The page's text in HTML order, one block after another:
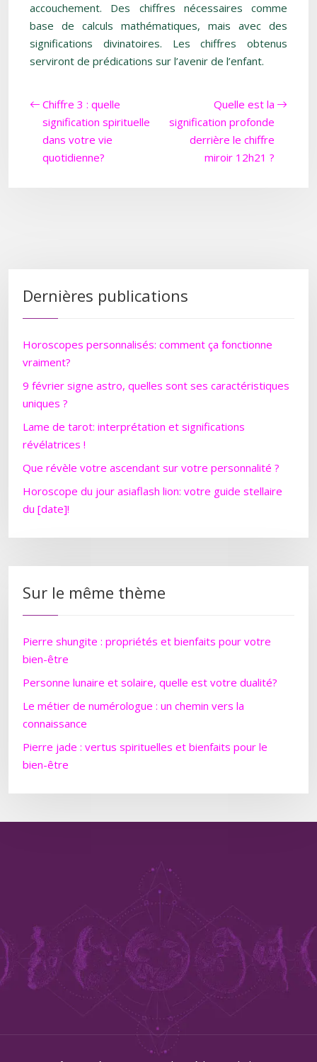
accouchement. Des chiffres nécessaires comme
base de calculs mathématiques, mais avec des
significations divinatoires. Les chiffres obtenus
serviront de prédications sur l’avenir de l’enfant.
Chiffre 3 : quelle
signification spirituelle
dans votre vie
quotidienne?
Quelle est la
signification profonde
derrière le chiffre
miroir 12h21 ?
Dernières publications
Horoscopes personnalisés: comment ça fonctionne
vraiment?
9 février signe astro, quelles sont ses caractéristiques
uniques ?
Lame de tarot: interprétation et significations
révélatrices !
Que révèle votre ascendant sur votre personnalité ?
Horoscope du jour asiaflash lion: votre guide stellaire
du [date]!
Sur le même thème
Pierre shungite : propriétés et bienfaits pour votre
bien-être
Personne lunaire et solaire, quelle est votre dualité?
Le métier de numérologue : un chemin vers la
connaissance
Pierre jade : vertus spirituelles et bienfaits pour le
bien-être